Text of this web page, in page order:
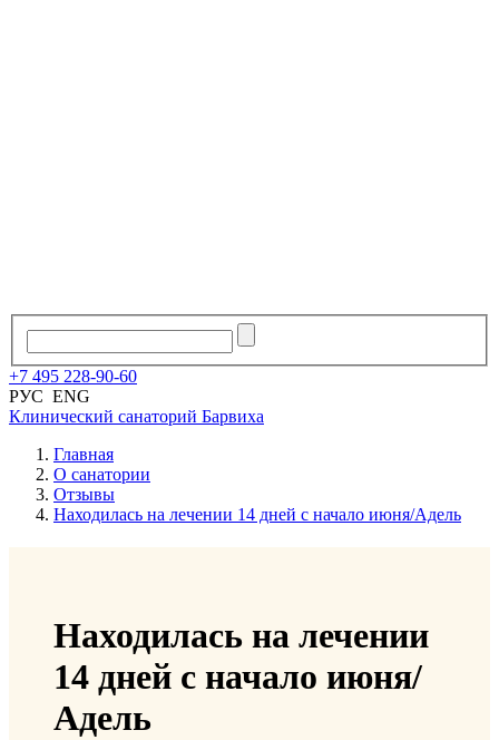
+7 495 228-90-60
РУС ENG
Клинический санаторий Барвиха
Главная
О санатории
Отзывы
Находилась на лечении 14 дней с начало июня/Адель
Находилась на лечении
14 дней с начало июня/
Адель